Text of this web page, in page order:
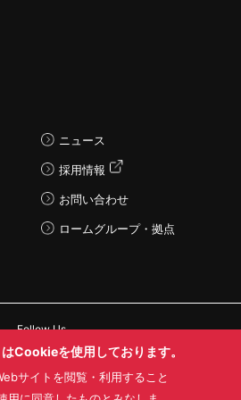
ニュース
採用情報
お問い合わせ
ロームグループ・拠点
Follow Us
Cookieを使用しております。
サイトを閲覧・利用すること